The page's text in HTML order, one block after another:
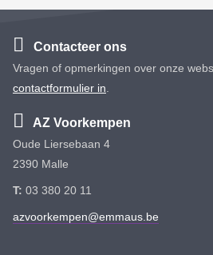
Contacteer ons
Vragen of opmerkingen over onze
contactformulier in
AZ Voorkempen
Oude Liersebaan 4
2390 Malle
T: 03 380 20 11
azvoorkempen@emmaus.be